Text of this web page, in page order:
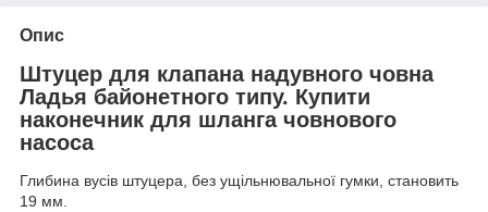
Опис
Штуцер для клапана надувного човна
Ладья байонетного типу. Купити
наконечник для шланга човнового
насоса
Глибина вусів штуцера, без ущільнювальної гумки, становить
19 мм.